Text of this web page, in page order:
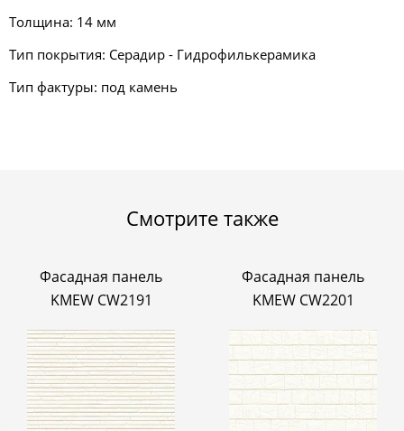
Толщина: 14 мм
Тип покрытия: Серадир - Гидрофилькерамика
Тип фактуры: под камень
Смотрите также
Фасадная панель
KMEW CW2191
Фасадная панель
KMEW CW2201